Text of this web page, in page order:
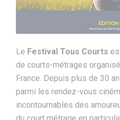
Le Festival Tous Courts
de courts-métrages
France. Depuis plus de 30
parmi les rendez-vous
incontournables des